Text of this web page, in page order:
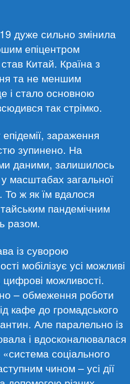
дуже сильно змінила
епіцентром
Китай. Країна з
та не меншим
і стало основною
так стрімко.
зараження
зупинено. На
даними, залишилось
загальної
То ж як їм вдалося
пандемічним
разом.
із суворою
мобілізує усі можливі
цифрові можливості.
– обмеження роботи
кафе до громадського
Але паралельно із
і вдосконалювалася
соціального
чином – усі дії